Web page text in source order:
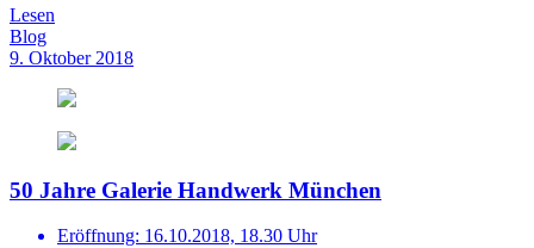
Lesen
Blog
9. Oktober 2018
50 Jahre Galerie Handwerk München
Eröffnung: 16.10.2018, 18.30 Uhr